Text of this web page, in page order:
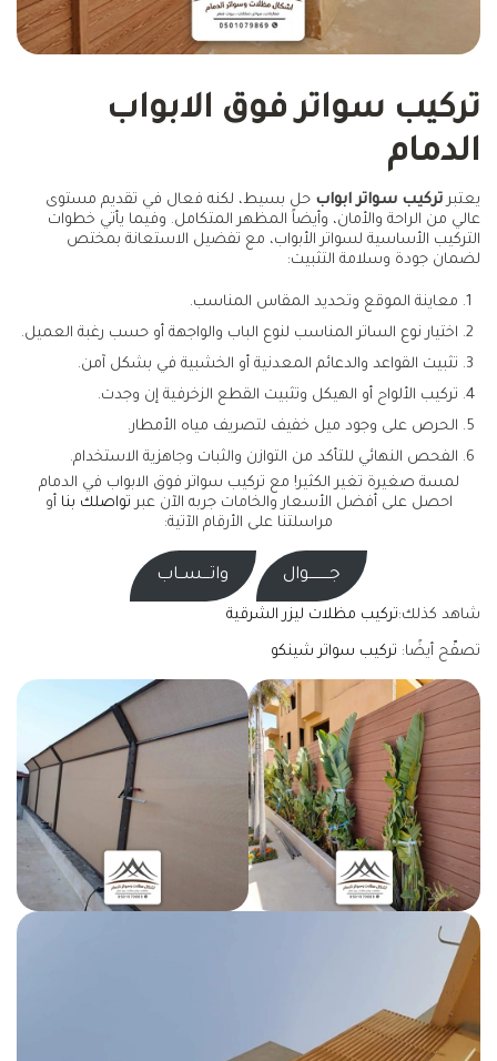
تركيب سواتر فوق الابواب
الدمام
يعتبر تركيب سواتر ابواب حل بسيط، لكنه فعال في تقديم مستوى
عالي من الراحة والأمان، وأيضاً المظهر المتكامل. وفيما يأتي خطوات
التركيب الأساسية لسواتر الأبواب، مع تفضيل الاستعانة بمختص
لضمان جودة وسلامة التثبيت:
معاينة الموقع وتحديد المقاس المناسب.
اختيار نوع الساتر المناسب لنوع الباب والواجهة أو حسب رغبة العميل.
تثبيت القواعد والدعائم المعدنية أو الخشبية في بشكل آمن.
تركيب الألواح أو الهيكل وتثبيت القطع الزخرفية إن وجدت.
الحرص على وجود ميل خفيف لتصريف مياه الأمطار.
الفحص النهائي للتأكد من التوازن والثبات وجاهزية الاستخدام.
لمسة صغيرة تغير الكثير! مع تركيب سواتر فوق الابواب في الدمام
احصل على أفضل الأسعار والخامات جربه الآن عبر تواصلك بنا أو
مراسلتنا على الأرقام الآتية:
جـــــــــوال واتـــســاب
شاهد كذلك:تركيب مظلات ليزر الشرقية
تصفّح أيضًا: تركيب سواتر شينكو